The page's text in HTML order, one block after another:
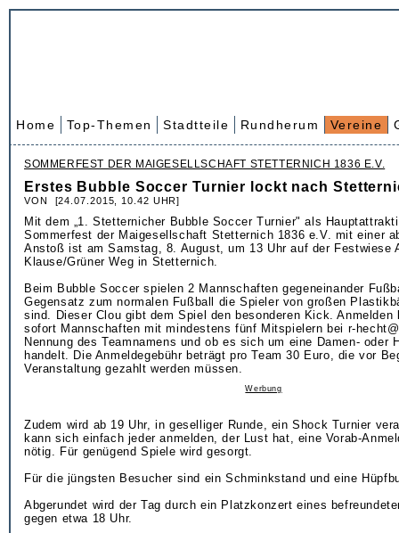
Home Top-Themen Stadtteile Rundherum Vereine
SOMMERFEST DER MAIGESELLSCHAFT STETTERNICH 1836 E.V.
Erstes Bubble Soccer Turnier lockt nach
VON [24.07.2015, 10.42 UHR]
Mit dem „1. Stetternicher Bubble Soccer Turnier" als
Sommerfest der Maigesellschaft Stetternich 1836 e.V. mit einer
Anstoß ist am Samstag, 8. August, um 13 Uhr auf der Festwiese
Klause/Grüner Weg in Stetternich.
Beim Bubble Soccer spielen 2 Mannschaften gegeneinander
Gegensatz zum normalen Fußball die Spieler von großen
sind. Dieser Clou gibt dem Spiel den besonderen Kick. Anmelden
sofort Mannschaften mit mindestens fünf Mitspielern bei r-
Nennung des Teamnamens und ob es sich um eine Damen- oder
handelt. Die Anmeldegebühr beträgt pro Team 30 Euro, die vor
Veranstaltung gezahlt werden müssen.
Werbung
Zudem wird ab 19 Uhr, in geselliger Runde, ein Shock Turnier
kann sich einfach jeder anmelden, der Lust hat, eine Vorab-
nötig. Für genügend Spiele wird gesorgt.
Für die jüngsten Besucher sind ein Schminkstand und eine
Abgerundet wird der Tag durch ein Platzkonzert eines
gegen etwa 18 Uhr.